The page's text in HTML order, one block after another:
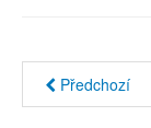
Předchozí